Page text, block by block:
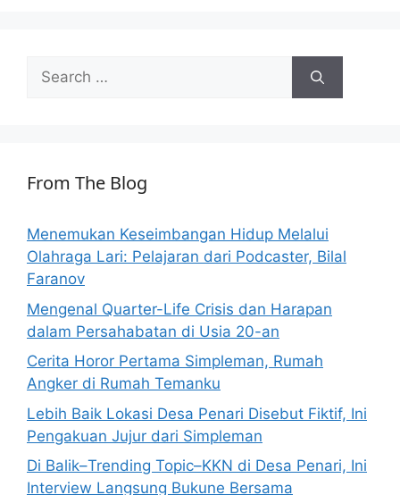
Search
for:
From The Blog
Menemukan Keseimbangan Hidup Melalui
Olahraga Lari: Pelajaran dari Podcaster, Bilal
Faranov
Mengenal Quarter-Life Crisis dan Harapan
dalam Persahabatan di Usia 20-an
Cerita Horor Pertama Simpleman, Rumah
Angker di Rumah Temanku
Lebih Baik Lokasi Desa Penari Disebut Fiktif, Ini
Pengakuan Jujur dari Simpleman
Di Balik–Trending Topic–KKN di Desa Penari, Ini
Interview Langsung Bukune Bersama